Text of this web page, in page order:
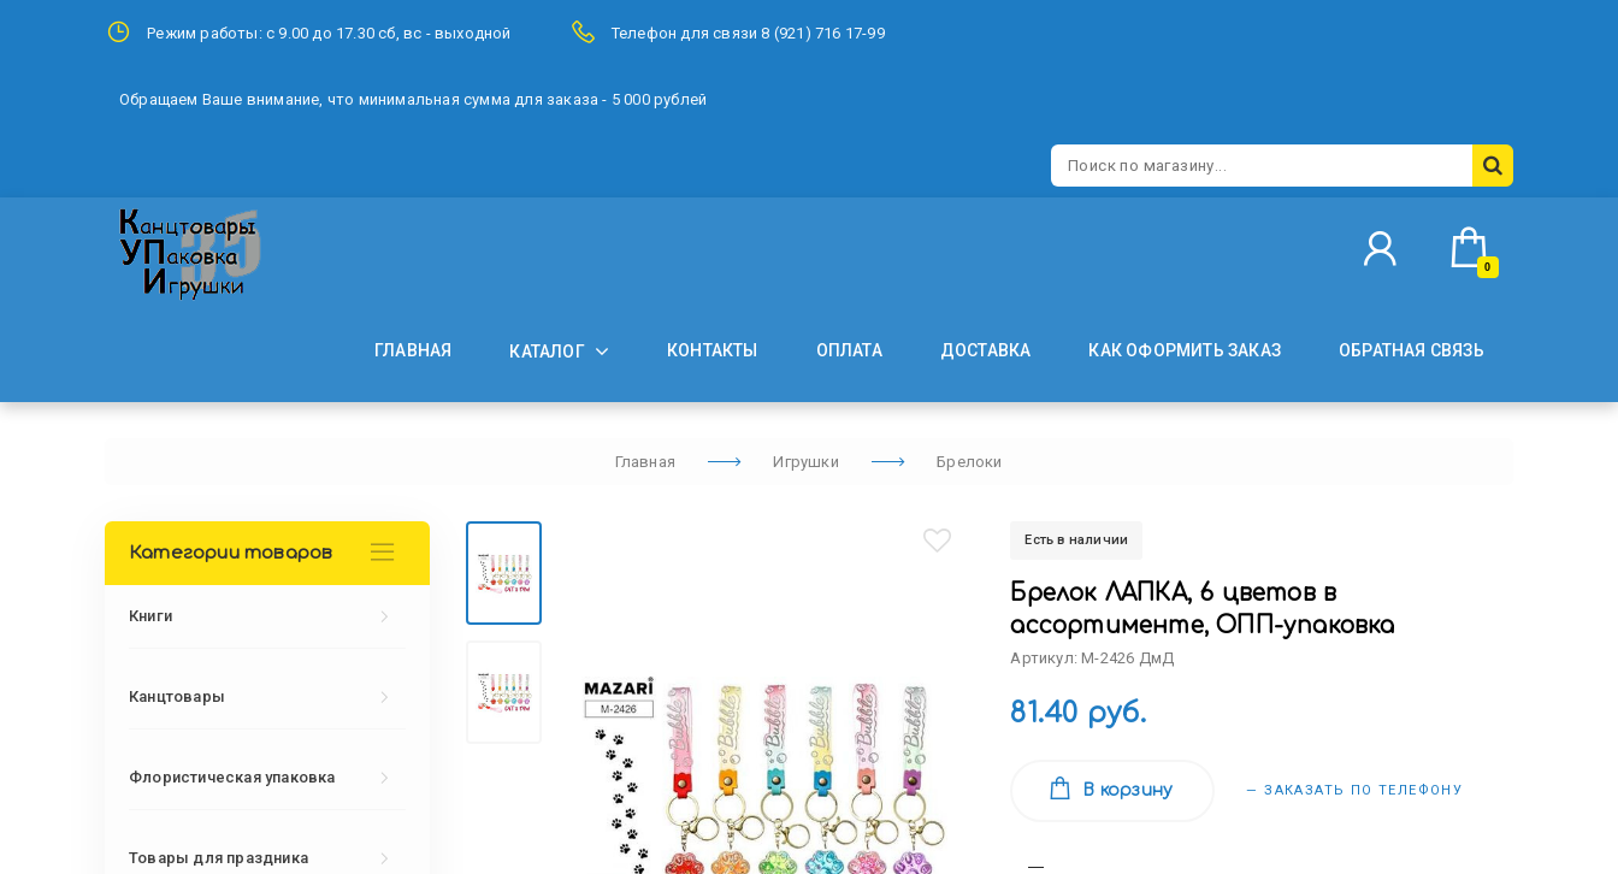
Режим работы: с 9.00 до 17.30 сб, вс - выходной Телефон для связи 8 (921) 716 17-99
Обращаем Ваше внимание, что минимальная сумма для заказа - 5 000 рублей
0
ГЛАВНАЯ КАТАЛОГ КОНТАКТЫ ОПЛАТА ДОСТАВКА КАК ОФОРМИТЬ ЗАКАЗ ОБРАТНАЯ СВЯЗЬ
Главная Игрушки Брелоки
Есть в наличии
Брелок ЛАПКА, 6 цветов в
ассортименте, ОПП-упаковка
Артикул: M-2426 ДмД
81.40 руб.
В корзину — ЗАКАЗАТЬ ПО ТЕЛЕФОНУ
Категории товаров
Книги
Канцтовары
Флористическая упаковка
Товары для праздника